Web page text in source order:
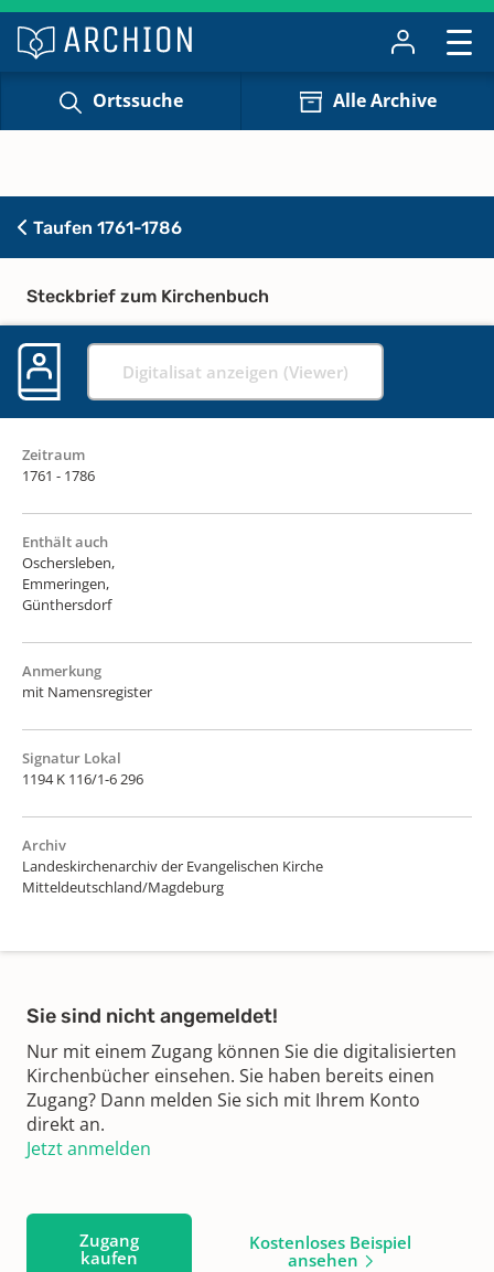
Ortssuche Alle Archive
Taufen 1761-1786
Steckbrief zum Kirchenbuch
Digitalisat anzeigen (Viewer)
Zeitraum
1761 - 1786
Enthält auch
Oschersleben,
Emmeringen,
Günthersdorf
Anmerkung
mit Namensregister
Signatur Lokal
1194 K 116/1-6 296
Archiv
Landeskirchenarchiv der Evangelischen Kirche
Mitteldeutschland/Magdeburg
Sie sind nicht angemeldet!
Nur mit einem Zugang können Sie die digitalisierten
Kirchenbücher einsehen. Sie haben bereits einen
Zugang? Dann melden Sie sich mit Ihrem Konto
direkt an.
Jetzt anmelden
Zugang
kaufen
Kostenloses Beispiel
ansehen